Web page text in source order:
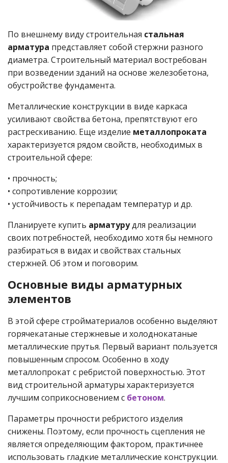
По внешнему виду строительная стальная
арматура представляет собой стержни разного
диаметра. Строительный материал востребован
при возведении зданий на основе железобетона,
обустройстве фундамента.
Металлические конструкции в виде каркаса
усиливают свойства бетона, препятствуют его
растрескиванию. Еще изделие металлопроката
характеризуется рядом свойств, необходимых в
строительной сфере:
• прочность;
• сопротивление коррозии;
• устойчивость к перепадам температур и др.
Планируете купить арматурудля реализации
своих потребностей, необходимо хотя бы немного
разбираться в видах и свойствах стальных
стержней. Об этом и поговорим.
Основные виды арматурных
элементов
В этой сфере стройматериалов особенно выделяют
горячекатаные стержневые и холоднокатаные
металлические прутья. Первый вариант пользуется
повышенным спросом. Особенно в ходу
металлопрокат с ребристой поверхностью. Этот
вид строительной арматуры характеризуется
лучшим соприкосновением с бетоном.
Параметры прочности ребристого изделия
снижены. Поэтому, если прочность сцепления не
является определяющим фактором, практичнее
использовать гладкие металлические конструкции.